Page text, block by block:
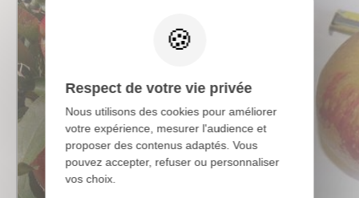
Respect de votre vie privée
Nous utilisons des cookies pour améliorer
votre expérience, mesurer l'audience et
proposer des contenus adaptés. Vous
pouvez accepter, refuser ou personnaliser
vos choix.